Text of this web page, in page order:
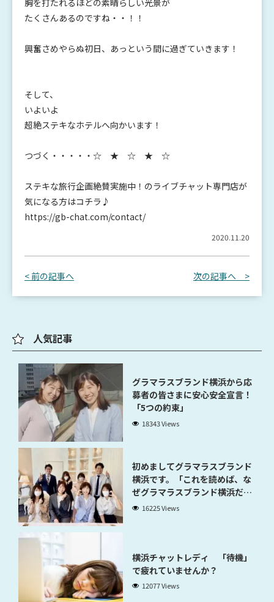
胸を打たれるほどの素晴らしい光景が
たくさんあるのですね・・！！
興奮さめやらぬ初日、あっという間に過ぎていきます！
そして、
いよいよ
超絶ステキなホテルへ向かいます！
つづく・・・・・☆ ★ ☆ ★ ☆
ステキな旅行企画絶賛実施中！のライブチャット専門店が
気になる方はコチラ♪
https://gb-chat.com/contact/
2020.11.20
< 前の記事へ 次の記事へ >
人気記事
グラマラスブランド横浜から応
募者の皆さまに安心安全宣言！
「5つの約束」
18343 Views
初めましてグラマラスブランド
横浜です。「これを読めば、な
ぜグラマラスブランド横浜だと
稼げるのかが分かります」
16225 Views
横浜チャットレディ 「待機」
で疲れていませんか？
12077 Views